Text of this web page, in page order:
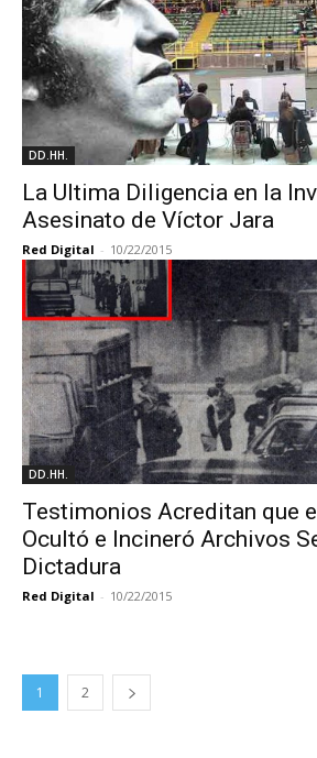
DD.HH.
La Ultima Diligencia en la
Asesinato de Víctor Jara
Red Digital - 10/22/2015
DD.HH.
Testimonios Acreditan que
Ocultó e Incineró Archivos
Dictadura
Red Digital - 10/22/2015
1 2